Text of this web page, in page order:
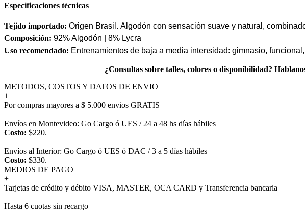
Especificaciones técnicas
Tejido importado: Origen Brasil. Algodón con sensación suave y natural,
Composición: 92% Algodón | 8% Lycra
Uso recomendado: Entrenamientos de baja a media intensidad: gimnasio,
¿Consultas sobre talles, colores o disponibilidad?
METODOS, COSTOS Y DATOS DE ENVIO
+
Por compras mayores a $ 5.000 envios GRATIS
Envíos en Montevideo: Go Cargo ó UES / 24 a 48 hs días hábiles
Costo: $220.
Envíos al Interior: Go Cargo ó UES ó DAC / 3 a 5 días hábiles
Costo: $330.
MEDIOS DE PAGO
+
Tarjetas de crédito y débito VISA, MASTER, OCA CARD y Transferencia bancaria
Hasta 6 cuotas sin recargo